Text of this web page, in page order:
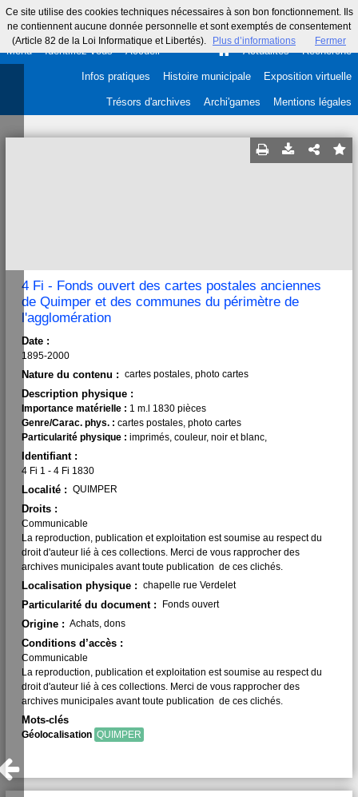
Ce site utilise des cookies techniques nécessaires à son bon fonctionnement. Ils
ne contiennent aucune donnée personnelle et sont exemptés de consentement
(Article 82 de la Loi Informatique et Libertés).
Plus d’informations Fermer
Menu Identifiez-vous Accueil Actualités Recherche
Infos pratiques Histoire municipale Exposition virtuelle
Trésors d'archives Archi'games Mentions légales
4 Fi - Fonds ouvert des cartes postales anciennes
de Quimper et des communes du périmètre de
l'agglomération
Date :
1895-2000
Nature du contenu : cartes postales, photo cartes
Description physique :
Importance matérielle : 1 m.l 1830 pièces
Genre/Carac. phys. : cartes postales, photo cartes
Particularité physique : imprimés, couleur, noir et blanc,
Identifiant :
4 Fi 1 - 4 Fi 1830
Localité : QUIMPER
Droits :
Communicable
La reproduction, publication et exploitation est soumise au respect du
droit d'auteur lié à ces collections. Merci de vous rapprocher des
archives municipales avant toute publication de ces clichés.
Localisation physique : chapelle rue Verdelet
Particularité du document : Fonds ouvert
Origine : Achats, dons
Conditions d’accès :
Communicable
La reproduction, publication et exploitation est soumise au respect du
droit d'auteur lié à ces collections. Merci de vous rapprocher des
archives municipales avant toute publication de ces clichés.
Mots-clés
Géolocalisation QUIMPER